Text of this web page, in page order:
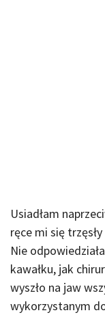
Usiadłam
ręce mi się
Nie
kawałku, jak
wyszło na jaw
wykorzystanym